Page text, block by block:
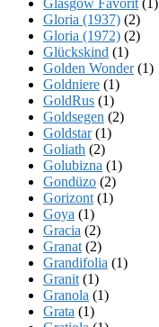
Gloria (1937) (2)
Gloria (1972) (2)
Glückskind (1)
Golden Wonder(1)
Goldniere (1)
GoldRus (1)
Goldsegen (2)
Goldstar(1)
Goliath (2)
Golubizna (1)
Gondüzo (2)
Gorizont (1)
Goya (1)
Gracia (2)
Granat (2)
Grandifolia (1)
Granit (1)
Granola (1)
Grata (1)